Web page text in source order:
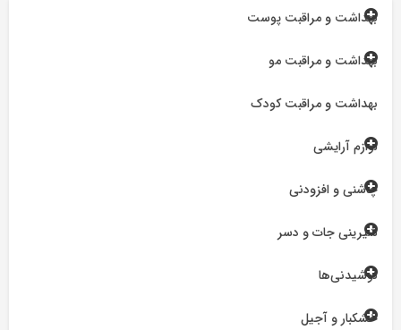
بهداشت و مراقبت پوست
بهداشت و مراقبت مو
بهداشت و مراقبت کودک
لوازم آرایشی
چاشنی و افزودنی
شیرینی جات و دسر
نوشیدنی‌ها
خشکبار و آجیل